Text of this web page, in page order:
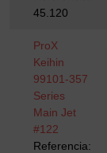
45.120
ProX
Keihin
99101-357
Series
Main Jet
#122
Referencia: